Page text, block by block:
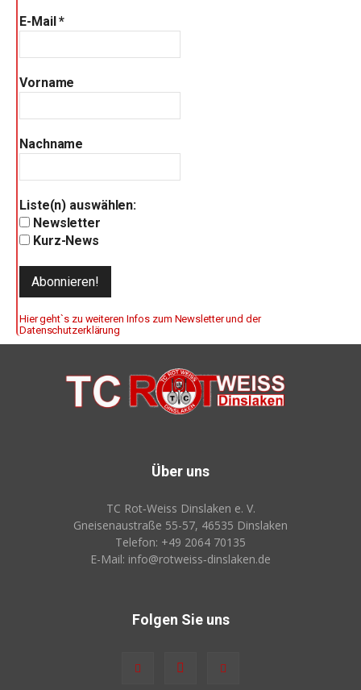
E-Mail*
Vorname
Nachname
Liste(n) auswählen:
Newsletter
Kurz-News
Hier geht`s zu weiteren Infos zum Newsletter und der
Datenschutzerklärung
Über uns
TC Rot‑Weiss Dinslaken e. V.
Gneisenaustraße 55-57, 46535 Dinslaken
Telefon: +49 2064 70135
E-Mail: info@rotweiss‑dinslaken.de
Folgen Sie uns